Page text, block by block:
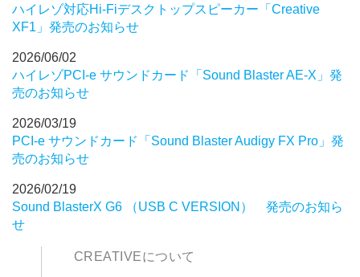
ハイレゾ対応Hi-Fiデスクトップスピーカー「Creative
XF1」発売のお知らせ
2026/06/02
ハイレゾPCI-e サウンドカード「Sound Blaster AE-X」発
売のお知らせ
2026/03/19
PCI-e サウンドカード「Sound Blaster Audigy FX Pro」発
売のお知らせ
2026/02/19
Sound BlasterX G6 （USB C VERSION） 発売のお知ら
せ
CREATIVEについて